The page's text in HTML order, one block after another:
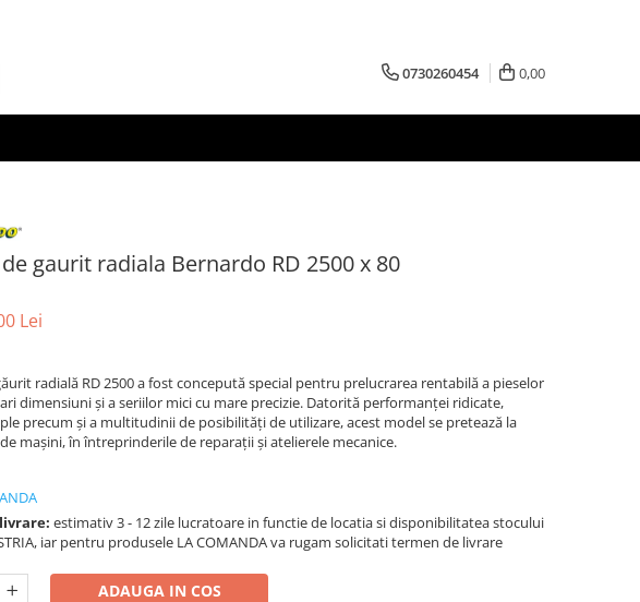
0730260454 0,00
gaurit radiala Bernardo RD 2500 x 80
Lei
radială RD 2500 a fost concepută special pentru prelucrarea rentabilă a pieselor
dimensiuni şi a seriilor mici cu mare precizie. Datorită performanţei ridicate,
precum şi a multitudinii de posibilităţi de utilizare, acest model se pretează la
maşini, în întreprinderile de reparaţii şi atelierele mecanice.
estimativ 3 - 12 zile lucratoare in functie de locatia si disponibilitatea stocului
iar pentru produsele LA COMANDA va rugam solicitati termen de livrare
ADAUGA IN COS